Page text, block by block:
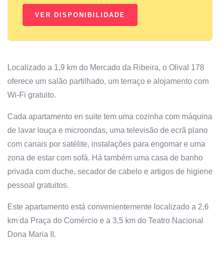
Localizado a 1,9 km do Mercado da Ribeira, o Olival 178
oferece um salão partilhado, um terraço e alojamento com
Wi-Fi gratuito.
Cada apartamento en suite tem uma cozinha com máquina
de lavar louça e microondas, uma televisão de ecrã plano
com canais por satélite, instalações para engomar e uma
zona de estar com sofá. Há também uma casa de banho
privada com duche, secador de cabelo e artigos de higiene
pessoal gratuitos.
Este apartamento está convenientemente localizado a 2,6
km da Praça do Comércio e a 3,5 km do Teatro Nacional
Dona Maria II.